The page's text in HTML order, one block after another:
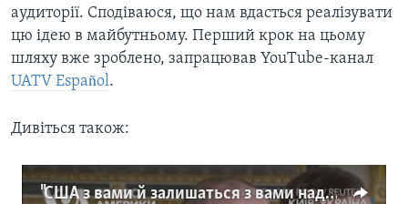
аудиторії. Сподіваюся, що нам вдасться реалізувати
цю ідею в майбутньому. Перший крок на цьому
шляху вже зроблено, запрацював YouTube-канал
UATV Español.
Дивіться також:
"США з вами й залишаться з вами надовго", – міністр оборони США Ллойд Остін. Відео